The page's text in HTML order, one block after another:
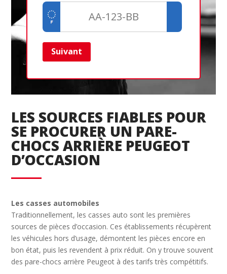
Suivant
LES SOURCES FIABLES POUR
SE PROCURER UN PARE-
CHOCS ARRIÈRE PEUGEOT
D’OCCASION
Les casses automobiles
Traditionnellement, les casses auto sont les premières
sources de pièces d’occasion. Ces établissements récupèrent
les véhicules hors d’usage, démontent les pièces encore en
bon état, puis les revendent à prix réduit. On y trouve souvent
des pare-chocs arrière Peugeot à des tarifs très compétitifs.